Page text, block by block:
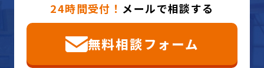
24時間受付！ メールで相談する
無料相談フォーム